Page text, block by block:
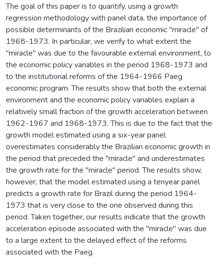
The goal of this paper is to quantify, using a growth
regression methodology with panel data, the importance of
possible determinants of the Brazilian economic "miracle" of
1968-1973. In particular, we verify to what extent the
"miracle" was due to the favourable external environment, to
the economic policy variables in the period 1968-1973 and
to the institutional reforms of the 1964-1966 Paeg
economic program. The results show that both the external
environment and the economic policy variables explain a
relatively small fraction of the growth acceleration between
1962-1967 and 1968-1973. This is due to the fact that the
growth model estimated using a six-year panel
overestimates considerably the Brazilian economic growth in
the period that preceded the "miracle" and underestimates
the growth rate for the "miracle" period. The results show,
however, that the model estimated using a tenyear panel
predicts a growth rate for Brazil during the period 1964-
1973 that is very close to the one observed during this
period. Taken together, our results indicate that the growth
acceleration episode associated with the "miracle" was due
to a large extent to the delayed effect of the reforms
associated with the Paeg.